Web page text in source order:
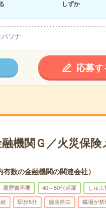
しずか
ソナ
応募す
機関Ｇ／火災保
数の金融機関の関連会社）
履歴書不要 40～50代活躍 しゅふ
駅歩5分 服装自由 職場が禁